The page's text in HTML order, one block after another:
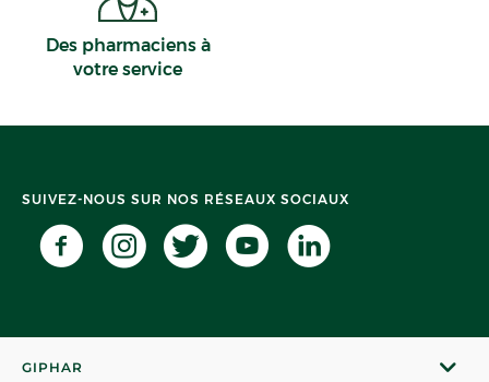
Des pharmaciens à
votre service
SUIVEZ-NOUS SUR NOS RÉSEAUX SOCIAUX
GIPHAR